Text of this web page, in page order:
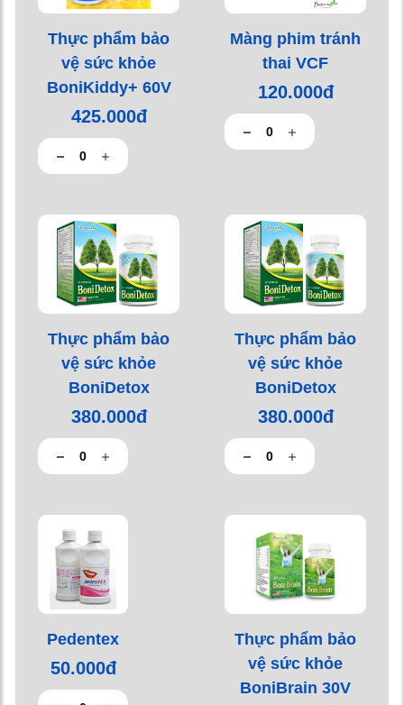
Thực phẩm bảo
vệ sức khỏe
BoniKiddy+ 60V
425.000đ
Màng phim tránh
thai VCF
120.000đ
Thực phẩm bảo
vệ sức khỏe
BoniDetox
380.000đ
Thực phẩm bảo
vệ sức khỏe
BoniDetox
380.000đ
Pedentex
50.000đ
Thực phẩm bảo
vệ sức khỏe
BoniBrain 30V